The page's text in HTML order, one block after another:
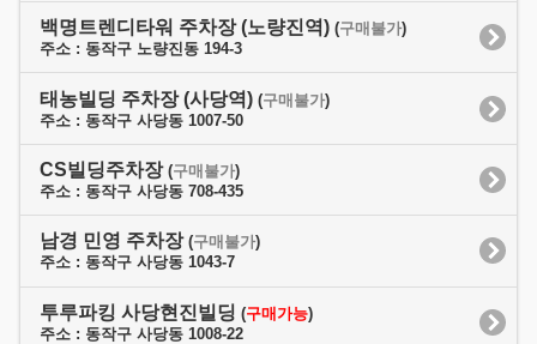
백명트렌디타워 주차장 (노량진역) (구매불가)
주소 : 동작구 노량진동 194-3
태농빌딩 주차장 (사당역) (구매불가)
주소 : 동작구 사당동 1007-50
CS빌딩주차장 (구매불가)
주소 : 동작구 사당동 708-435
남경 민영 주차장 (구매불가)
주소 : 동작구 사당동 1043-7
투루파킹 사당현진빌딩 (구매가능)
주소 : 동작구 사당동 1008-22